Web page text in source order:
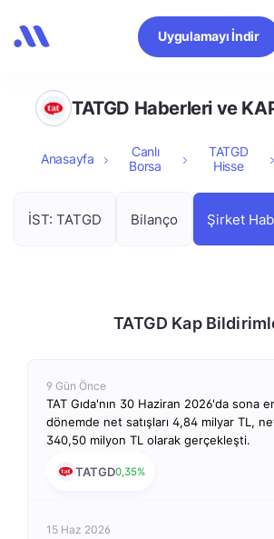
Uygulamayı İndir
TATGD Haberleri ve
Anasayfa
Canlı
Borsa
TATGD
Hisse
İST: TATGD Bilanço Şirket
TATGD Kap
9 Gün Önce
TAT Gıda'nın 30 Haziran 2026'da sona
dönemde net satışları 4,84 milyar TL,
340,50 milyon TL olarak gerçekleşti.
TATGD0,35%
15 Haz 2026